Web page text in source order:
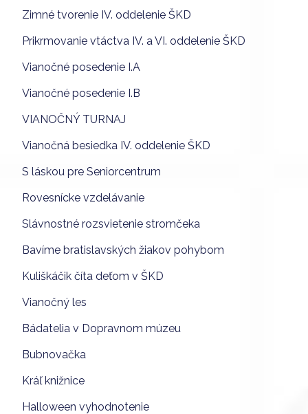
Zimné tvorenie IV. oddelenie ŠKD
Prikrmovanie vtáctva IV. a VI. oddelenie ŠKD
Vianočné posedenie I.A
Vianočné posedenie I.B
VIANOČNÝ TURNAJ
Vianočná besiedka IV. oddelenie ŠKD
S láskou pre Seniorcentrum
Rovesnícke vzdelávanie
Slávnostné rozsvietenie stromčeka
Bavíme bratislavských žiakov pohybom
Kuliškáčik číta deťom v ŠKD
Vianočný les
Bádatelia v Dopravnom múzeu
Bubnovačka
Kráľ knižnice
Halloween vyhodnotenie